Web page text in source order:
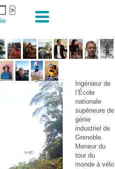
Ingénieur de
l’École
nationale
supérieure de
génie
industriel de
Grenoble.
Meneur du
tour du
monde à vélo